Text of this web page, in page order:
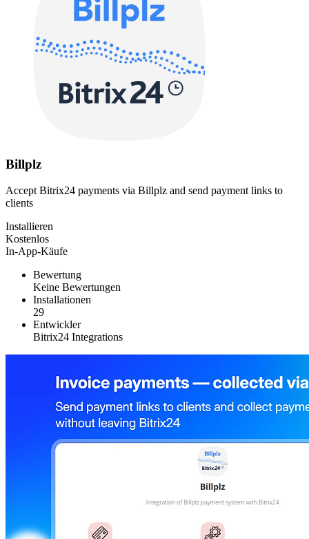
Billplz
Accept Bitrix24 payments via Billplz and send payment links to
clients
Installieren
Kostenlos
In-App-Käufe
Bewertung
Keine Bewertungen
Installationen
29
Entwickler
Bitrix24 Integrations